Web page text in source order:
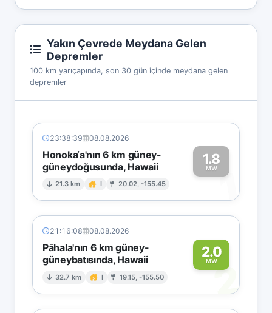
Yakın Çevrede Meydana Gelen
Depremler
100 km yarıçapında, son 30 gün içinde meydana gelen
depremler
23:38:39 08.08.2026
Honoka‘a'nın 6 km güney-
güneydoğusunda, Hawaii
21.3 km I 20.02, -155.45
1.8
MW1
21:16:08 08.08.2026
Pāhala'nın 6 km güney-
güneybatısında, Hawaii
32.7 km I 19.15, -155.50
2.0
MW
2